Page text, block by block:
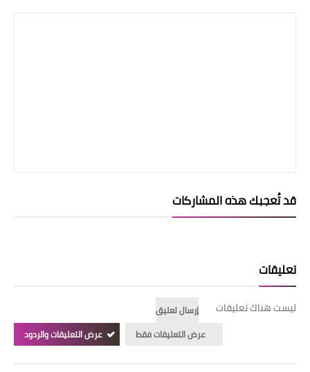
قد تُعجبك هذه المشاركات
تعليقات
ليست هناك تعليقات
إرسال تعليق
عرض التعليقات فقط
عرض التعليقات والردود